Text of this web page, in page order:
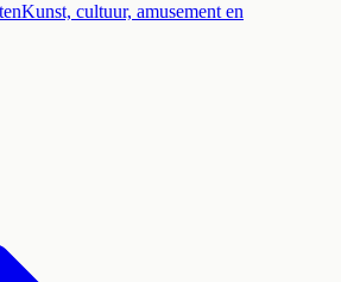
Kunst, cultuur, amusement en